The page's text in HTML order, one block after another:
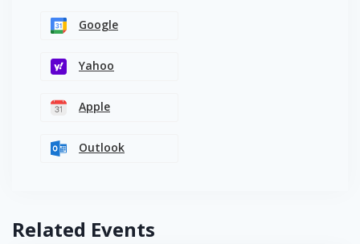
Google
Yahoo
Apple
Outlook
Related Events